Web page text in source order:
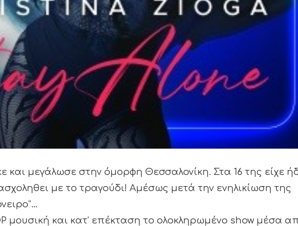
και μεγάλωσε στην όμορφη Θεσσαλονίκη. Στα 16 της είχε
με το τραγούδι! Αμέσως μετά την ενηλικίωση της
μουσική και κατ’ επέκταση το ολοκληρωμένο show μέσα